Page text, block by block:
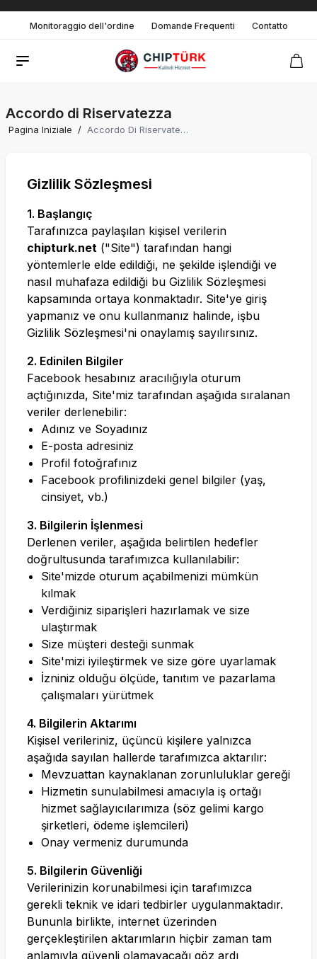
Monitoraggio dell'ordine Domande Frequenti Contatto
Accordo di Riservatezza
Pagina Iniziale / Accordo Di Riservatezza
Gizlilik Sözleşmesi
1. Başlangıç
Tarafınızca paylaşılan kişisel verilerin
chipturk.net ("Site") tarafından hangi
yöntemlerle elde edildiği, ne şekilde işlendiği ve
nasıl muhafaza edildiği bu Gizlilik Sözleşmesi
kapsamında ortaya konmaktadır. Site'ye giriş
yapmanız ve onu kullanmanız halinde, işbu
Gizlilik Sözleşmesi'ni onaylamış sayılırsınız.
2. Edinilen Bilgiler
Facebook hesabınız aracılığıyla oturum
açtığınızda, Site'miz tarafından aşağıda sıralanan
veriler derlenebilir:
Adınız ve Soyadınız
E-posta adresiniz
Profil fotoğrafınız
Facebook profilinizdeki genel bilgiler (yaş,
cinsiyet, vb.)
3. Bilgilerin İşlenmesi
Derlenen veriler, aşağıda belirtilen hedefler
doğrultusunda tarafımızca kullanılabilir:
Site'mizde oturum açabilmenizi mümkün
kılmak
Verdiğiniz siparişleri hazırlamak ve size
ulaştırmak
Size müşteri desteği sunmak
Site'mizi iyileştirmek ve size göre uyarlamak
İzniniz olduğu ölçüde, tanıtım ve pazarlama
çalışmaları yürütmek
4. Bilgilerin Aktarımı
Kişisel verileriniz, üçüncü kişilere yalnızca
aşağıda sayılan hallerde tarafımızca aktarılır:
Mevzuattan kaynaklanan zorunluluklar gereği
Hizmetin sunulabilmesi amacıyla iş ortağı
hizmet sağlayıcılarımıza (söz gelimi kargo
şirketleri, ödeme işlemcileri)
Onay vermeniz durumunda
5. Bilgilerin Güvenliği
Verilerinizin korunabilmesi için tarafımızca
gerekli teknik ve idari tedbirler uygulanmaktadır.
Bununla birlikte, internet üzerinden
gerçekleştirilen aktarımların hiçbir zaman tam
anlamıyla güvenli olamayacağı göz ardı